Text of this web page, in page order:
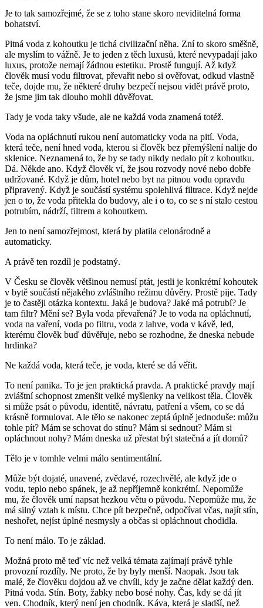
Je to tak samozřejmé, že se z toho stane skoro neviditelná forma
bohatství.
Pitná voda z kohoutku je tichá civilizační něha. Zní to skoro směšně,
ale myslím to vážně. Je to jeden z těch luxusů, které nevypadají jako
luxus, protože nemají žádnou estetiku. Prostě fungují. Až když
člověk musí vodu filtrovat, převařit nebo si ověřovat, odkud vlastně
teče, dojde mu, že některé druhy bezpečí nejsou vidět právě proto,
že jsme jim tak dlouho mohli důvěřovat.
Tady je voda taky všude, ale ne každá voda znamená totéž.
Voda na opláchnutí rukou není automaticky voda na pití. Voda,
která teče, není hned voda, kterou si člověk bez přemýšlení nalije do
sklenice. Neznamená to, že by se tady nikdy nedalo pít z kohoutku.
Dá. Někde ano. Když člověk ví, že jsou rozvody nové nebo dobře
udržované. Když je dům, hotel nebo byt na pitnou vodu opravdu
připravený. Když je součástí systému spolehlivá filtrace. Když nejde
jen o to, že voda přitekla do budovy, ale i o to, co se s ní stalo cestou
potrubím, nádrží, filtrem a kohoutkem.
Jen to není samozřejmost, která by platila celonárodně a
automaticky.
A právě ten rozdíl je podstatný.
V Česku se člověk většinou nemusí ptát, jestli je konkrétní kohoutek
v bytě součástí nějakého zvláštního režimu důvěry. Prostě pije. Tady
je to častěji otázka kontextu. Jaká je budova? Jaké má potrubí? Je
tam filtr? Mění se? Byla voda převařená? Je to voda na opláchnutí,
voda na vaření, voda po filtru, voda z lahve, voda v kávě, led,
kterému člověk buď důvěřuje, nebo se rozhodne, že dneska nebude
hrdinka?
Ne každá voda, která teče, je voda, které se dá věřit.
To není panika. To je jen praktická pravda. A praktické pravdy mají
zvláštní schopnost zmenšit velké myšlenky na velikost těla. Člověk
si může psát o původu, identitě, návratu, patření a všem, co se dá
krásně formulovat. Ale tělo se nakonec zeptá úplně jednoduše: můžu
tohle pít? Mám se schovat do stínu? Mám si sednout? Mám si
opláchnout nohy? Mám dneska už přestat být statečná a jít domů?
Tělo je v tomhle velmi málo sentimentální.
Může být dojaté, unavené, zvědavé, rozechvělé, ale když jde o
vodu, teplo nebo spánek, je až nepříjemně konkrétní. Nepomůže
mu, že člověk umí napsat hezkou větu o původu. Nepomůže mu, že
má silný vztah k místu. Chce pít bezpečně, odpočívat včas, najít stín,
neshořet, nejíst úplné nesmysly a občas si opláchnout chodidla.
To není málo. To je základ.
Možná proto mě teď víc než velká témata zajímají právě tyhle
provozní rozdíly. Ne proto, že by byly menší. Naopak. Jsou tak
malé, že člověku dojdou až ve chvíli, kdy je začne dělat každý den.
Pitná voda. Stín. Boty, žabky nebo bosé nohy. Čas, kdy se dá jít
ven. Chodník, který není jen chodník. Káva, která je sladší, než